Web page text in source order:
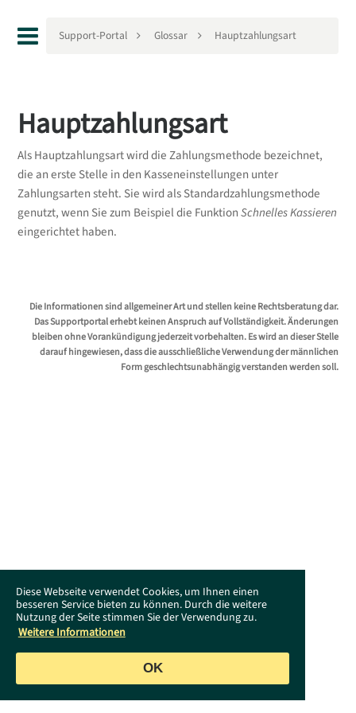
Diese Webseite verwendet Cookies, um Ihnen einen
besseren Service bieten zu können. Durch die weitere
Nutzung der Seite stimmen Sie der Verwendung zu.
Weitere Informationen
OK
Support-Portal Glossar Hauptzahlungsart
Hauptzahlungsart
Als Hauptzahlungsart wird die Zahlungsmethode bezeichnet,
die an erste Stelle in den Kasseneinstellungen unter
Zahlungsarten steht. Sie wird als Standardzahlungsmethode
genutzt, wenn Sie zum Beispiel die FunktionSchnelles Kassieren
eingerichtet haben.
Die Informationen sind allgemeiner Art und stellen keine Rechtsberatung dar.
Das Supportportal erhebt keinen Anspruch auf Vollständigkeit. Änderungen
bleiben ohne Vorankündigung jederzeit vorbehalten. Es wird an dieser Stelle
darauf hingewiesen, dass die ausschließliche Verwendung der männlichen
Form geschlechtsunabhängig verstanden werden soll.